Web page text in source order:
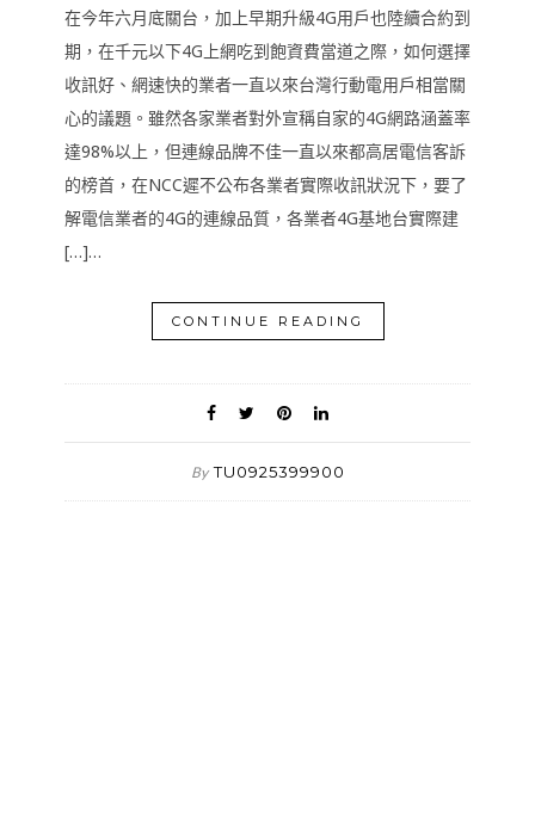
在今年六月底關台，加上早期升級4G用戶也陸續合約到
期，在千元以下4G上網吃到飽資費當道之際，如何選擇
收訊好、網速快的業者一直以來台灣行動電用戶相當關
心的議題。雖然各家業者對外宣稱自家的4G網路涵蓋率
達98%以上，但連線品牌不佳一直以來都高居電信客訴
的榜首，在NCC遲不公布各業者實際收訊狀況下，要了
解電信業者的4G的連線品質，各業者4G基地台實際建
[…]…
CONTINUE READING
By TU0925399900